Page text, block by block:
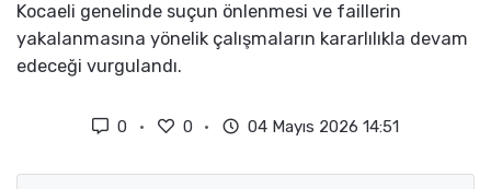
Kocaeli genelinde suçun önlenmesi ve faillerin
yakalanmasına yönelik çalışmaların kararlılıkla devam
edeceği vurgulandı.
0 0 04 Mayıs 2026 14:51